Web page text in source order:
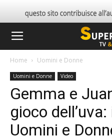
Home Uomini e Donne
Uomini e Donne Video
Gemma e
gioco
Uomini e